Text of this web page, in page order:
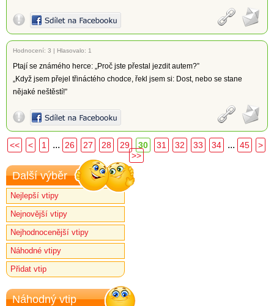
Hodnocení: 3 | Hlasovalo: 1
Ptají se známého herce: „Proč jste přestal jezdit autem?”
„Když jsem přejel třináctého chodce, řekl jsem si: Dost, nebo se stane
nějaké neštěstí!”
<< < 1 ... 26 27 28 29 30 31 32 33 34 ... 45
>
>>
Další výběr
Nejlepší vtipy
Nejnovější vtipy
Nejhodnocenější vtipy
Náhodné vtipy
Přidat vtip
Náhodný vtip